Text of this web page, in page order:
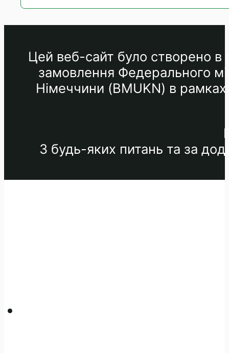
Цей веб-сайт було створено в
замовлення Федерального
Німеччини (BMUKN) в рамках
З будь-яких питань та за